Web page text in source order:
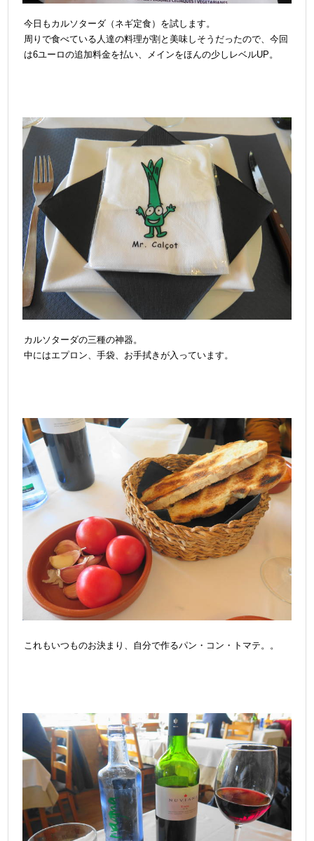
今日もカルソターダ（ネギ定食）を試します。
周りで食べている人達の料理が割と美味しそうだったので、今回
は6ユーロの追加料金を払い、メインをほんの少しレベルUP。
カルソターダの三種の神器。
中にはエプロン、手袋、お手拭きが入っています。
これもいつものお決まり、自分で作るパン・コン・トマテ。。